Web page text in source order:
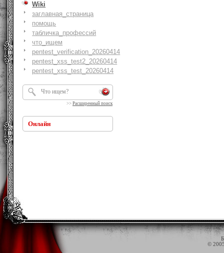
Wiki
заглавная_страница
помощь
табличка_профессий
что_ищем
pentest_verification_20260414
pentest_xss_test2_20260414
pentest_xss_test_20260414
>> Расширенный поиск
Онлайн
©